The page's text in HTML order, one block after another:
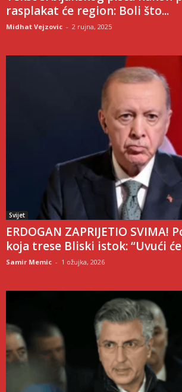
rasplakat će region: Boli što...
Midhat Vejzovic - 2 rujna, 2025
Svijet
ERDOGAN ZAPRIJETIO SVIMA!
koja trese Bliski istok: “Uvući
Samir Memic - 1 ožujka, 2026